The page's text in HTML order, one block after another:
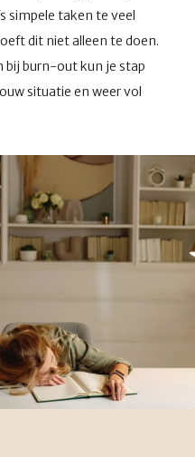
simpele taken te veel
dit niet alleen te doen.
bij burn-out kun je stap
situatie en weer vol